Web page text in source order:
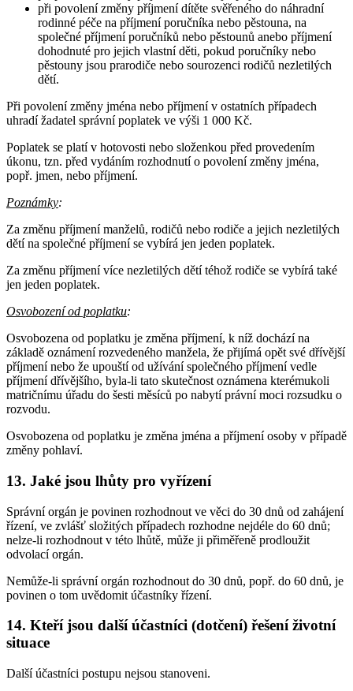
při povolení změny příjmení dítěte svěřeného do náhradní
rodinné péče na příjmení poručníka nebo pěstouna, na
společné příjmení poručníků nebo pěstounů anebo příjmení
dohodnuté pro jejich vlastní děti, pokud poručníky nebo
pěstouny jsou prarodiče nebo sourozenci rodičů nezletilých
dětí.
Při povolení změny jména nebo příjmení v ostatních případech
uhradí žadatel správní poplatek ve výši 1 000 Kč.
Poplatek se platí v hotovosti nebo složenkou před provedením
úkonu, tzn. před vydáním rozhodnutí o povolení změny jména,
popř. jmen, nebo příjmení.
Poznámky:
Za změnu příjmení manželů, rodičů nebo rodiče a jejich nezletilých
dětí na společné příjmení se vybírá jen jeden poplatek.
Za změnu příjmení více nezletilých dětí téhož rodiče se vybírá také
jen jeden poplatek.
Osvobození od poplatku:
Osvobozena od poplatku je změna příjmení, k níž dochází na
základě oznámení rozvedeného manžela, že přijímá opět své dřívější
příjmení nebo že upouští od užívání společného příjmení vedle
příjmení dřívějšího, byla-li tato skutečnost oznámena kterémukoli
matričnímu úřadu do šesti měsíců po nabytí právní moci rozsudku o
rozvodu.
Osvobozena od poplatku je změna jména a příjmení osoby v případě
změny pohlaví.
13. Jaké jsou lhůty pro vyřízení
Správní orgán je povinen rozhodnout ve věci do 30 dnů od zahájení
řízení, ve zvlášť složitých případech rozhodne nejdéle do 60 dnů;
nelze-li rozhodnout v této lhůtě, může ji přiměřeně prodloužit
odvolací orgán.
Nemůže-li správní orgán rozhodnout do 30 dnů, popř. do 60 dnů, je
povinen o tom uvědomit účastníky řízení.
14. Kteří jsou další účastníci (dotčení) řešení životní
situace
Další účastníci postupu nejsou stanoveni.